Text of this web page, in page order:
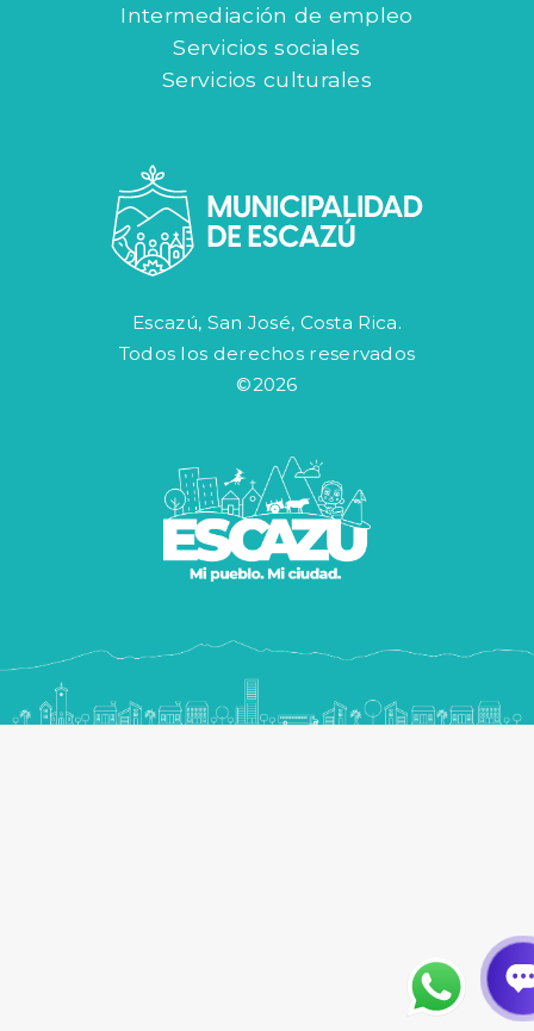
Intermediación de empleo
Servicios sociales
Servicios culturales
Escazú, San José, Costa Rica.
Todos los derechos reservados
©2026